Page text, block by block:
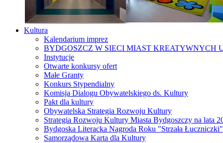
Kultura
Kalendarium imprez
BYDGOSZCZ W SIECI MIAST KREATYWNYCH
Instytucje
Otwarte konkursy ofert
Małe Granty
Konkurs Stypendialny
Komisja Dialogu Obywatelskiego ds. Kultury
Pakt dla kultury
Obywatelska Strategia Rozwoju Kultury
Strategia Rozwoju Kultury Miasta Bydgoszczy na lata
Bydgoska Literacka Nagroda Roku "Strzała Łuczniczki"
Samorządowa Karta dla Kultury